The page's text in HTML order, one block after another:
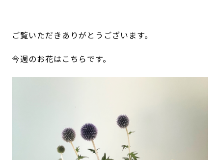
ご覧いただきありがとうございます。
今週のお花はこちらです。